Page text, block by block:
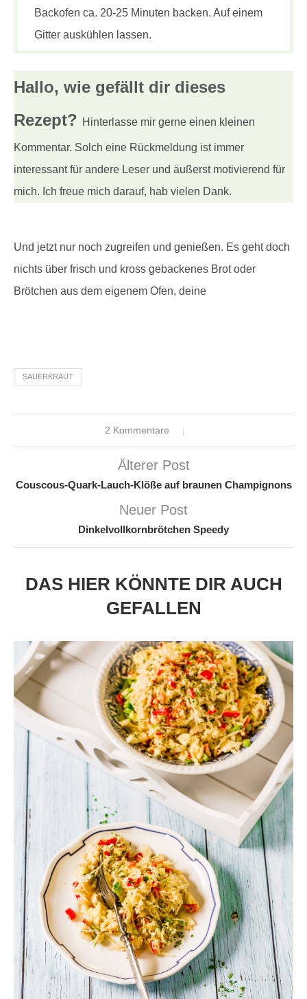
Backofen ca. 20-25 Minuten backen. Auf einem
Gitter auskühlen lassen.
Hallo, wie gefällt dir dieses
Rezept? Hinterlasse mir gerne einen kleinen
Kommentar. Solch eine Rückmeldung ist immer
interessant für andere Leser und äußerst motivierend für
mich. Ich freue mich darauf, hab vielen Dank.
Und jetzt nur noch zugreifen und genießen. Es geht doch
nichts über frisch und kross gebackenes Brot oder
Brötchen aus dem eigenem Ofen, deine
SAUERKRAUT
2 Kommentare
Älterer Post
Couscous-Quark-Lauch-Klöße auf braunen Champignons
Neuer Post
Dinkelvollkornbrötchen Speedy
DAS HIER KÖNNTE DIR AUCH
GEFALLEN